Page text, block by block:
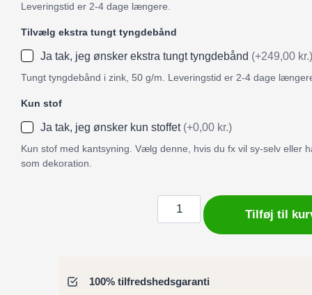
Leveringstid er 2-4 dage længere.
Tilvælg ekstra tungt tyngdebånd
Ja tak, jeg ønsker ekstra tungt tyngdebånd (+249,00 kr.)
Tungt tyngdebånd i zink, 50 g/m. Leveringstid er 2-4 dage
Kun stof
Ja tak, jeg ønsker kun stoffet (+0,00 kr.)
Kun stof med kantsyning. Vælg denne, hvis du fx vil sy-selv eller
som dekoration.
Badeforhæng
/
Bruseforhæng
Tilføj til
100% tilfredshedsgaranti